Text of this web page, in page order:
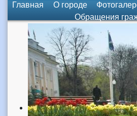
Главная
О городе
Обращения